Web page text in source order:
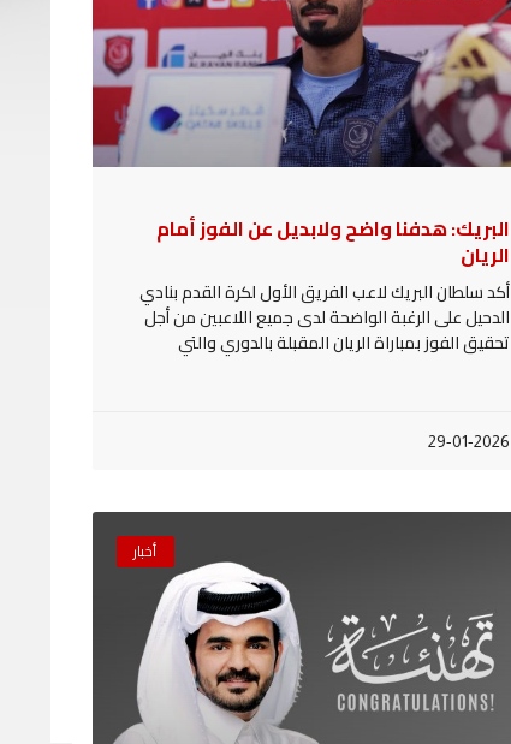
البريك: هدفنا واضح ولابديل عن الفوز أمام
الريان
أكد سلطان البريك لاعب الفريق الأول لكرة القدم بنادي
الدحيل على الرغبة الواضحة لدى جميع اللاعبين من أجل
تحقيق الفوز بمباراة الريان المقبلة بالدوري والتي
29-01-2026
أخبار